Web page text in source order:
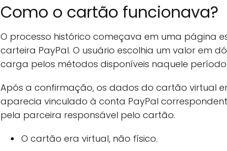
Como o cartão funcionava?
O processo histórico começava em uma página
carteira PayPal. O usuário escolhia um valor em
carga pelos métodos disponíveis naquele período.
Após a confirmação, os dados do cartão virtual
aparecia vinculado à conta PayPal
pela parceira responsável pelo cartão.
O cartão era virtual, não físico.